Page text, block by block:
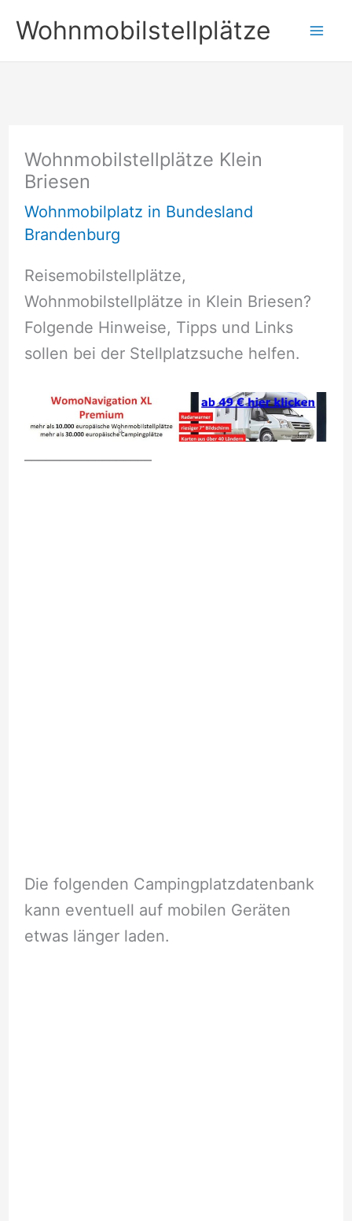
Inhalt
springen
Wohnmobilstellplätze
Wohnmobilstellplätze Klein
Briesen
Wohnmobilplatz in Bundesland
Brandenburg
Reisemobilstellplätze,
Wohnmobilstellplätze in Klein Briesen?
Folgende Hinweise, Tipps und Links
sollen bei der Stellplatzsuche helfen.
Die folgenden Campingplatzdatenbank
kann eventuell auf mobilen Geräten
etwas länger laden.